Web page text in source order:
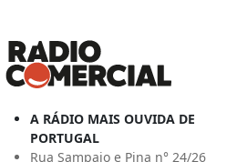
A RÁDIO MAIS OUVIDA DE
PORTUGAL
Rua Sampaio e Pina n° 24/26